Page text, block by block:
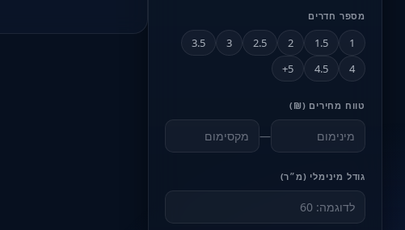
מספר חדרים
1
1.5
2
2.5
3
3.5
4
4.5
5+
טווח מחירים (₪)
—
גודל מינימלי (מ״ר)